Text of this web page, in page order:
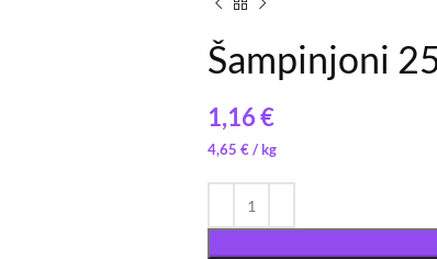
Šampinjoni
€
4,65 €/